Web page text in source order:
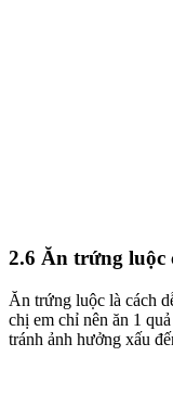
2.6 Ăn trứng luộc
Ăn trứng luộc là cách
chị em chỉ nên ăn 1
tránh ảnh hưởng xấu